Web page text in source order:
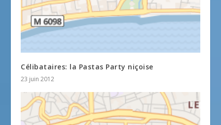
Célibataires: la Pastas Party niçoise
23 juin 2012